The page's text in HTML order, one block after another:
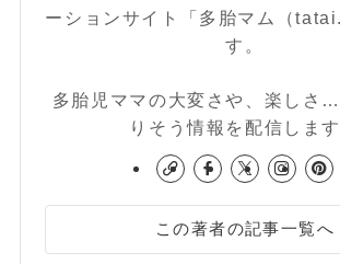
ーションサイト「多胎マム（
す。
多胎児ママの大変さや、楽しさ
りそう情報を配信します
この著者の記事一覧へ